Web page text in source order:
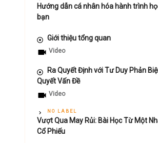
Hướng dẫn cá nhân hóa hành trình
bạn
Giới thiệu tổng quan
Video
Ra Quyết Định với Tư Duy Phản
Quyết Vấn Đề
Video
NO LABEL
Vượt Qua May Rủi: Bài Học Từ Một
Cổ Phiếu